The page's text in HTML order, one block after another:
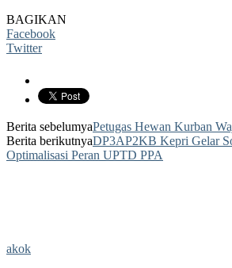
BAGIKAN
Facebook
Twitter
Berita sebelumyaPetugas Hewan Kurban
Berita berikutnyaDP3AP2KB Kepri Gelar
Optimalisasi Peran UPTD PPA
akok